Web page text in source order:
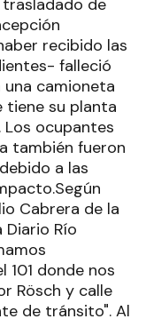
de
recibido las
falleció
camioneta
tiene su planta
ocupantes
también fueron
a las
Cabrera de la
Diario Río
donde nos
Rösch y calle
de tránsito". Al